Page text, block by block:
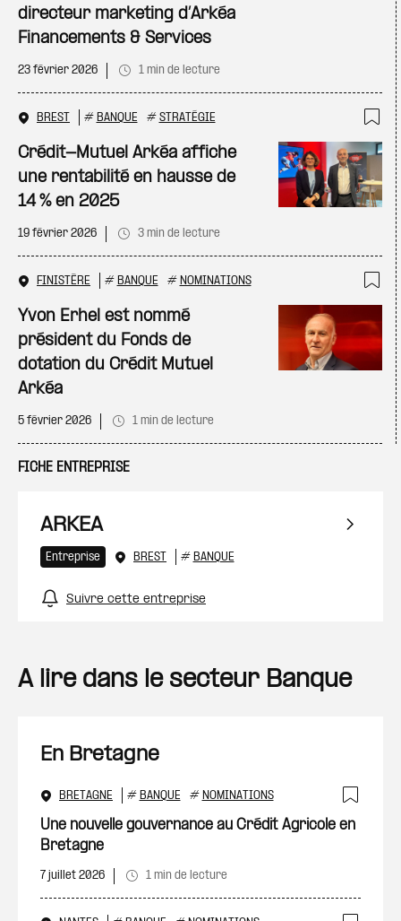
directeur marketing d’Arkéa
Financements & Services
23 février 2026 1 min de lecture
BREST # BANQUE # STRATÉGIE
Crédit-Mutuel Arkéa affiche
une rentabilité en hausse de
14 % en 2025
19 février 2026 3 min de lecture
FINISTÈRE # BANQUE # NOMINATIONS
Yvon Erhel est nommé
président du Fonds de
dotation du Crédit Mutuel
Arkéa
5 février 2026 1 min de lecture
FICHE ENTREPRISE
ARKEA
Entreprise BREST # BANQUE
Suivre cette entreprise
A lire dans le secteur Banque
En Bretagne
BRETAGNE # BANQUE # NOMINATIONS
Une nouvelle gouvernance au Crédit Agricole en
Bretagne
7 juillet 2026 1 min de lecture